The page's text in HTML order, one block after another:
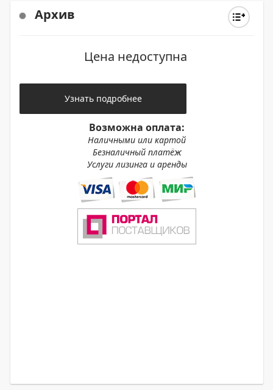
Архив
Цена недоступна
Узнать подробнее
Возможна оплата:
Наличными или картой
Безналичный платёж
Услуги лизинга и аренды